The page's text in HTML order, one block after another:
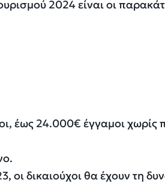
2024 είναι οι
έως 24.000€ έγγαμοι χωρίς
οι δικαιούχοι θα έχουν τη